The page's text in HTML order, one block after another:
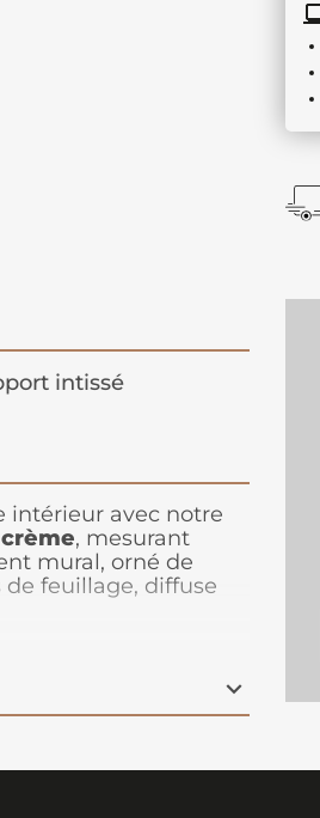
intissé
intérieur avec notre
, mesurant
mural, orné de
feuillage, diffuse
ou votre salle à
une note de
couvrir de grands